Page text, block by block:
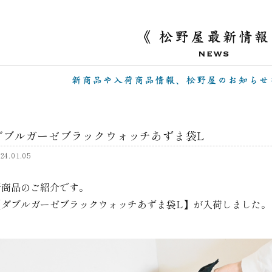
ブルガーゼブラックウォッチあずま袋L
品のご紹介です。
ブルガーゼブラックウォッチあずま袋L】が入荷しました。